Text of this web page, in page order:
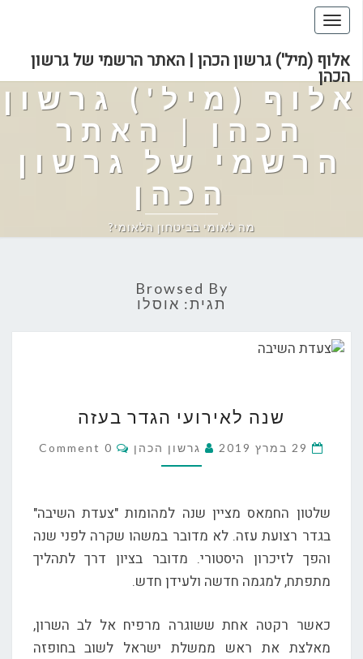
Toggle
navigation
אלוף (מיל') גרשון הכהן | האתר הרשמי של גרשון
הכהן
אלוף (מיל') גרשון
הכהן | האתר
הרשמי של גרשון
הכהן
מה לאומי בביטחון הלאומי?
Browsed By
תגית: אוסלו
לאירועי
בעזה
שנה לאירועי הגדר בעזה
29 במרץ 2019 גרשון הכהן Comments
0 Comment
שלטון החמאס מציין שנה למהומות "צעדת השיבה"
בגדר רצועת עזה. לא מדובר במשהו שקרה לפני שנה
והפך לזיכרון היסטורי. מדובר בציון דרך לתהליך
מתפתח, למגמה חדשה ולעידן חדש.
כאשר רקטה אחת ששוגרה מרפיח אל לב השרון,
מאלצת את ראש ממשלת ישראל לשוב בחופזה